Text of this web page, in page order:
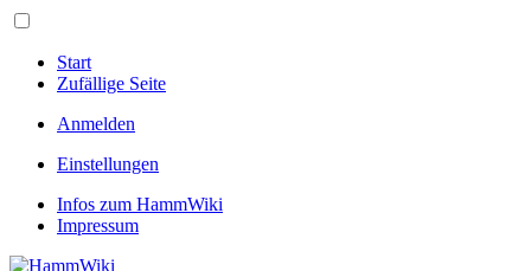
Start
Zufällige Seite
Anmelden
Einstellungen
Infos zum HammWiki
Impressum